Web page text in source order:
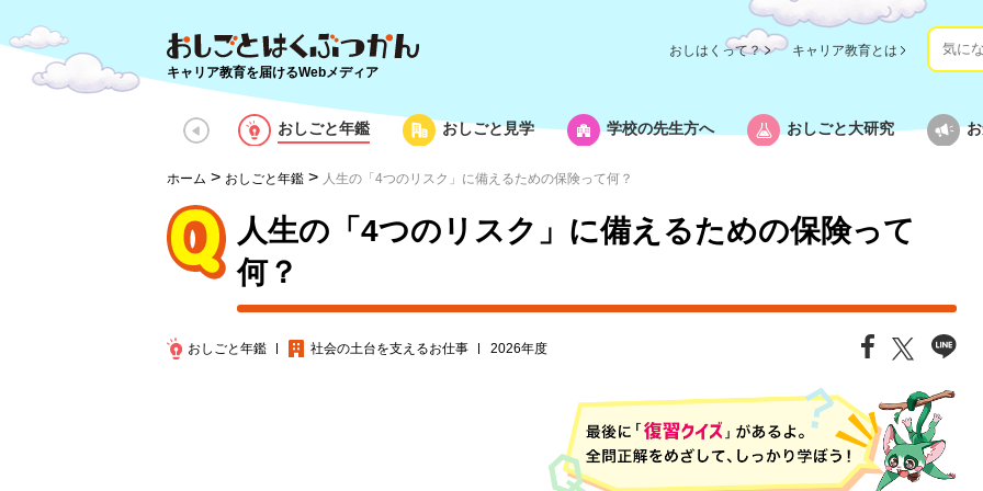
キャリア教育を届けるWebメディア
おしはくって？ キャリア教育とは
おしごと年鑑 おしごと見学 学校の先生方へ おしごと大研究
ホーム > おしごと年鑑 > 人生の「4つのリスク」に備えるための保険って何？
人生の「4つのリスク」に備えるための保険って
何？
おしごと年鑑 社会の土台を支えるお仕事 2026年度